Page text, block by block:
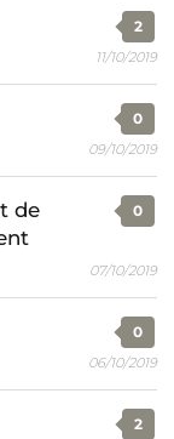
2
11/10/2019
0
09/10/2019
de
0
07/10/2019
0
06/10/2019
2